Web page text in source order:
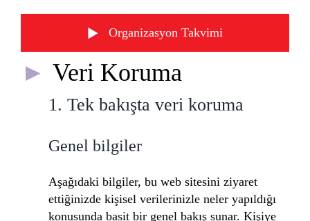
Organizasyon Takvimi
Veri Koruma
1. Tek bakışta veri koruma
Genel bilgiler
Aşağıdaki bilgiler, bu web sitesini ziyaret
ettiğinizde kişisel verilerinizle neler yapıldığı
konusunda basit bir genel bakış sunar. Kişiye